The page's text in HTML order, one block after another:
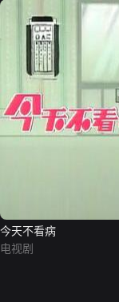
今天不看病
电视剧